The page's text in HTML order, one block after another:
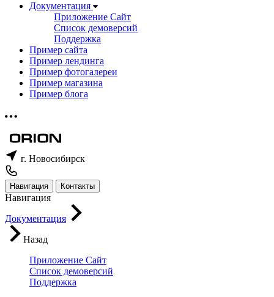
Документация
Приложение Сайт
Список демоверсий
Поддержка
Пример сайта
Пример лендинга
Пример фотогалереи
Пример магазина
Пример блога
г. Новосибирск
Навигация Контакты
Навигация
Документация
Назад
Приложение Сайт
Список демоверсий
Поддержка